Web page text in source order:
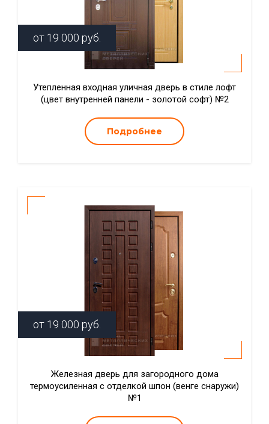
от 19 000 руб.
Утепленная входная уличная дверь в стиле лофт
(цвет внутренней панели - золотой софт) №2
Подробнее
от 19 000 руб.
Железная дверь для загородного дома
термоусиленная с отделкой шпон (венге снаружи)
№1